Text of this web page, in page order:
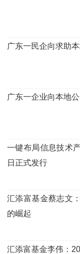
广东一民企向求助
广东一企业向本地
一键布局信息技术
日正式发行
汇添富基金蔡志文
的崛起
汇添富基金李伟：